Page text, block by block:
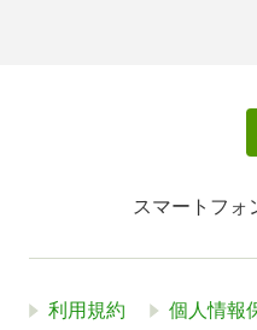
スマートフォ
利用規約 個人情報